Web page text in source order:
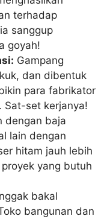
terhadap
sanggup
goyah!
Gampang
dan dibentuk
para fabrikator
Sat-set kerjanya!
dengan baja
lain dengan
hitam jauh lebih
yang butuh
bakal
bangunan dan